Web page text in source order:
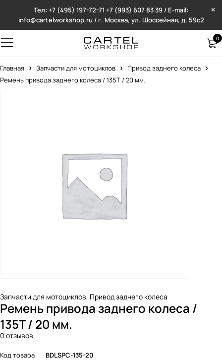
Тел: +7 (495) 197-72-71 +7 (993) 607 83 39 / E-mail:
info@cartelworkshop.ru / г. Москва, ул. Шоссейная, д. 59с2
0
Главная Запчасти для мотоциклов
Привод заднего колеса
Ремень привода заднего колеса / 135T / 20 мм.
Запчасти для мотоциклов, Привод заднего колеса
Ремень привода заднего колеса /
135T / 20 мм.
0 отзывов
Код товара
BDLSPC-135-20